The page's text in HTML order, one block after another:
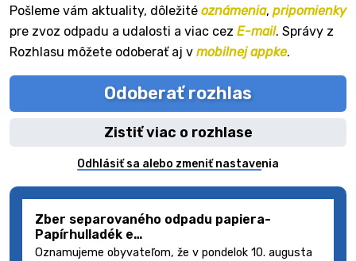
Pošleme vám aktuality, dôležité oznámenia, pripomienky
pre zvoz odpadu a udalosti a viac cez E-mail. Správy z
Rozhlasu môžete odoberať aj v mobilnej appke.
Odoberať rozhlas
Zistiť viac o rozhlase
Odhlásiť sa alebo zmeniť nastavenia
Zber separovaného odpadu papiera-
Papírhulladék e…
Oznamujeme obyvateľom, že v pondelok 10. augusta